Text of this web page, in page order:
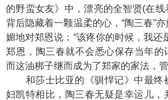
的野蛮女友》中，漂亮的全智贤(在线
背后隐藏着一颗温柔的心，“陶三春”
媚地对郑恩说：“该疼你的时候，我还
郑恩，陶三春就不会悉心保存当年
而这油梆子继而成为了郑家的家法，
和莎士比亚的《驯悍记》中最终
妇凯特相比，陶三春无疑是幸运儿，